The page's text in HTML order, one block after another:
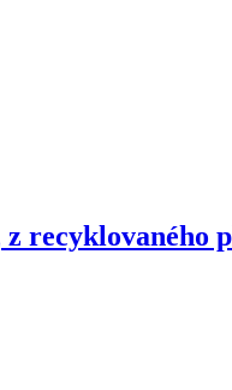
z recyklovaného